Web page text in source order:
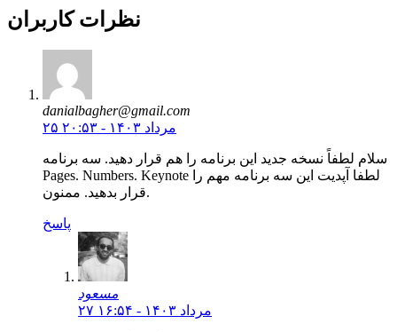
نظرات کاربران
danialbagher@gmail.com
۲۵ مرداد ۱۴۰۳ - ۲۰:۵۳
سلام لطفاً نسخه جدید این برنامه را هم قرار دهید. سه برنامه
Pages. Numbers. Keynote لطفا آپدیت این سه برنامه مهم را
قرار بدهید. ممنون.
پاسخ
مسعود
۲۷ مرداد ۱۴۰۳ - ۱۶:۵۴